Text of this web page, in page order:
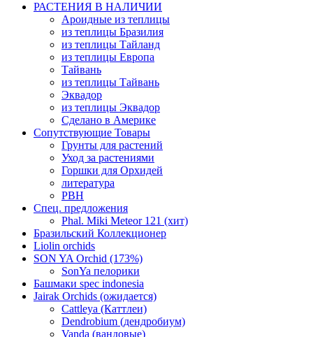
РАСТЕНИЯ В НАЛИЧИИ
Ароидные из теплицы
из теплицы Бразилия
из теплицы Тайланд
из теплицы Европа
Тайвань
из теплицы Тайвань
Эквадор
из теплицы Эквадор
Сделано в Америке
Сопутствующие Товары
Грунты для растений
Уход за растениями
Горшки для Орхидей
литература
РВН
Спец. предложения
Phal. Miki Meteor 121 (хит)
Бразильский Коллекционер
Liolin orchids
SON YA Orchid (173%)
SonYa пелорики
Башмаки spec indonesia
Jairak Orchids (ожидается)
Cattleya (Каттлеи)
Dendrobium (дендробиум)
Vanda (вандовые)